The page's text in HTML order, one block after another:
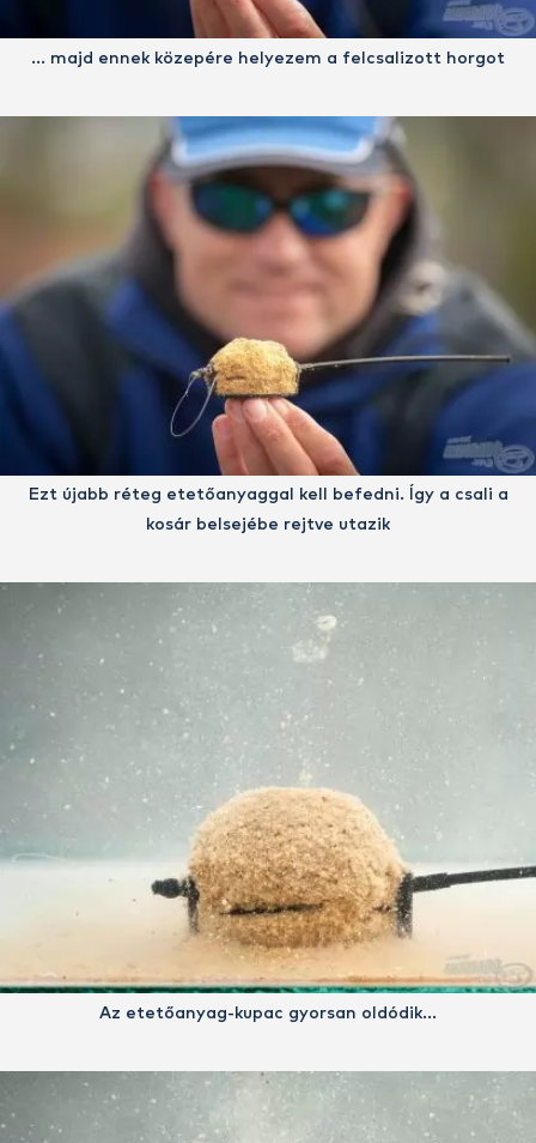
… majd ennek közepére helyezem a felcsalizott horgot
Ezt újabb réteg etetőanyaggal kell befedni. Így a csali a
kosár belsejébe rejtve utazik
Az etetőanyag-kupac gyorsan oldódik…